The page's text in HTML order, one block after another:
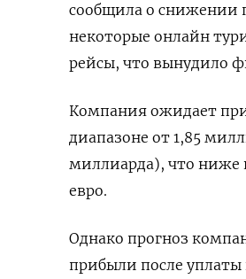
сообщила о снижении
некоторые онлайн
рейсы, что вынудило
Компания ожидает
диапазоне от 1,85
миллиарда), что ниже
евро.
Однако прогноз
прибыли после уплаты